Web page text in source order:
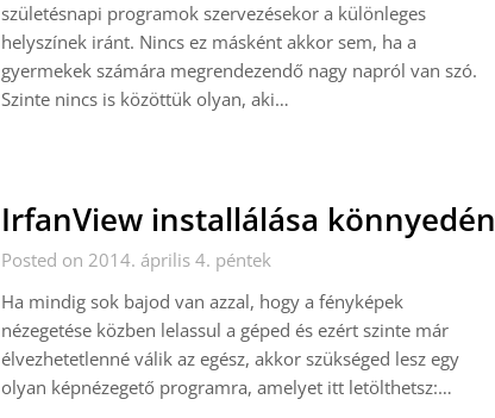
születésnapi programok szervezésekor a különleges
helyszínek iránt. Nincs ez másként akkor sem, ha a
gyermekek számára megrendezendő nagy napról van szó.
Szinte nincs is közöttük olyan, aki…
IrfanView installálása könnyedén
Posted on 2014. április 4. péntek
Ha mindig sok bajod van azzal, hogy a fényképek
nézegetése közben lelassul a géped és ezért szinte már
élvezhetetlenné válik az egész, akkor szükséged lesz egy
olyan képnézegető programra, amelyet itt letölthetsz:…